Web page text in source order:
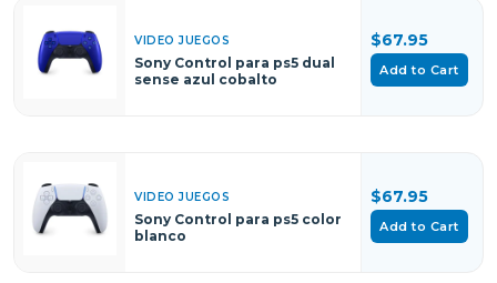
VIDEO JUEGOS
Sony Control para ps5 dual
sense azul cobalto
$67.95
Add to Cart
VIDEO JUEGOS
Sony Control para ps5 color
blanco
$67.95
Add to Cart